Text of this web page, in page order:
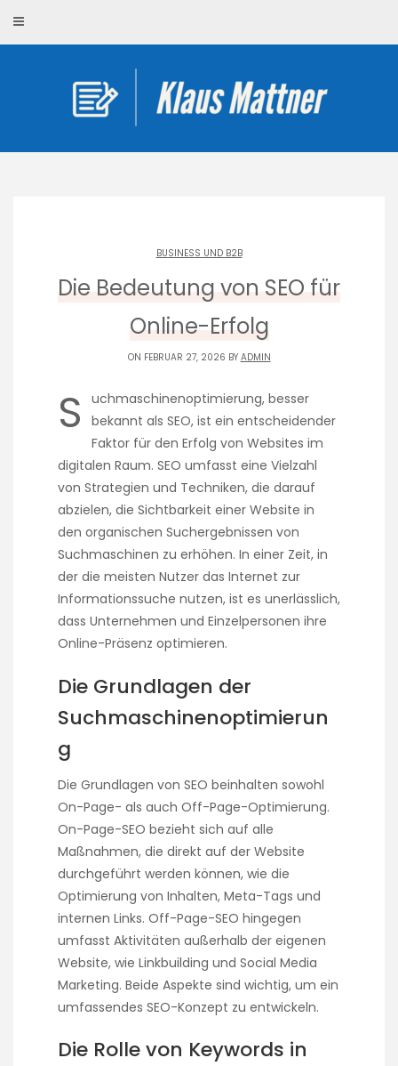
content
BUSINESS UND B2B
Die Bedeutung von SEO für
Online-Erfolg
ON FEBRUAR 27, 2026 BY ADMIN
S
uchmaschinenoptimierung, besser
bekannt als SEO, ist ein entscheidender
Faktor für den Erfolg von Websites im
digitalen Raum. SEO umfasst eine Vielzahl
von Strategien und Techniken, die darauf
abzielen, die Sichtbarkeit einer Website in
den organischen Suchergebnissen von
Suchmaschinen zu erhöhen. In einer Zeit, in
der die meisten Nutzer das Internet zur
Informationssuche nutzen, ist es unerlässlich,
dass Unternehmen und Einzelpersonen ihre
Online-Präsenz optimieren.
Die Grundlagen der
Suchmaschinenoptimierun
g
Die Grundlagen von SEO beinhalten sowohl
On-Page- als auch Off-Page-Optimierung.
On-Page-SEO bezieht sich auf alle
Maßnahmen, die direkt auf der Website
durchgeführt werden können, wie die
Optimierung von Inhalten, Meta-Tags und
internen Links. Off-Page-SEO hingegen
umfasst Aktivitäten außerhalb der eigenen
Website, wie Linkbuilding und Social Media
Marketing. Beide Aspekte sind wichtig, um ein
umfassendes SEO-Konzept zu entwickeln.
Die Rolle von Keywords in